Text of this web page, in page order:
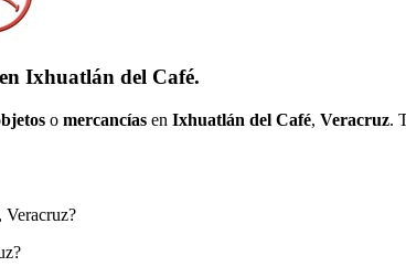
Ixhuatlán del Café.
o mercancías en Ixhuatlán del Café, Veracruz.
Veracruz?